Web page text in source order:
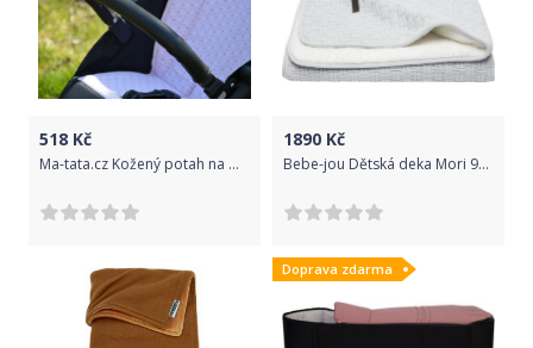
518 Kč
Ma-tata.cz Kožený potah na madlo kočárku - dítě Značka kočárku: Quinny Buzz, Barva: krémová, Model kočárku: jiný model
1890 Kč
Bebe-jou Dětská deka Mori 90x140 cm - Fabulous cloud grey
Doprava zdarma